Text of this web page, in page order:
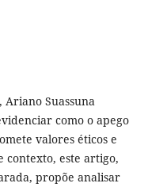
Ariano Suassuna
como o apego
valores éticos e
contexto, este artigo,
propõe analisar